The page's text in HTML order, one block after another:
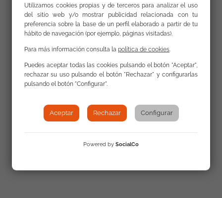
Enlaces
INFO Youth Business Spain (YBS)
Guía “EVALUACIÓN ECOSISTEMA DE APOYO
Youth Business Spain
inclusivo demanda mayor apoyo y una estrategia
Utilizamos cookies propias y de terceros para analizar el uso
del sitio web y/o mostrar publicidad relacionada con tu
preferencia sobre la base de un perfil elaborado a partir de tu
hábito de navegación (por ejemplo, páginas visitadas).
Para más información consulta la política de cookies.
Puedes aceptar todas las cookies pulsando el botón "Aceptar",
rechazar su uso pulsando el botón "Rechazar" y configurarlas
pulsando el botón "Configurar".
Aceptar Rechazar Configurar
Powered by SocialCo